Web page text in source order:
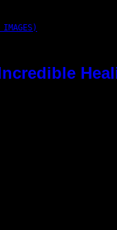
IMAGES)